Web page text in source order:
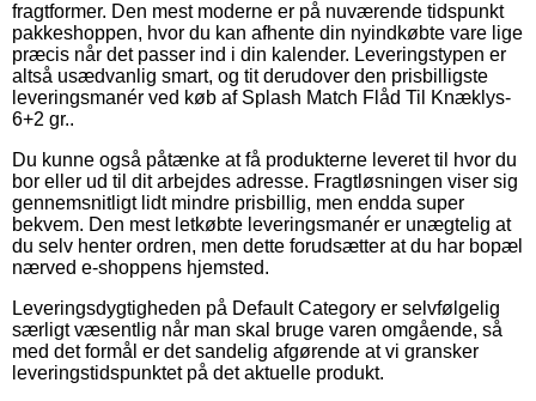
fragtformer. Den mest moderne er på nuværende tidspunkt
pakkeshoppen, hvor du kan afhente din nyindkøbte vare lige
præcis når det passer ind i din kalender. Leveringstypen er
altså usædvanlig smart, og tit derudover den prisbilligste
leveringsmanér ved køb af Splash Match Flåd Til Knæklys-
6+2 gr..
Du kunne også påtænke at få produkterne leveret til hvor du
bor eller ud til dit arbejdes adresse. Fragtløsningen viser sig
gennemsnitligt lidt mindre prisbillig, men endda super
bekvem. Den mest letkøbte leveringsmanér er unægtelig at
du selv henter ordren, men dette forudsætter at du har bopæl
nærved e-shoppens hjemsted.
Leveringsdygtigheden på Default Category er selvfølgelig
særligt væsentlig når man skal bruge varen omgående, så
med det formål er det sandelig afgørende at vi gransker
leveringstidspunktet på det aktuelle produkt.